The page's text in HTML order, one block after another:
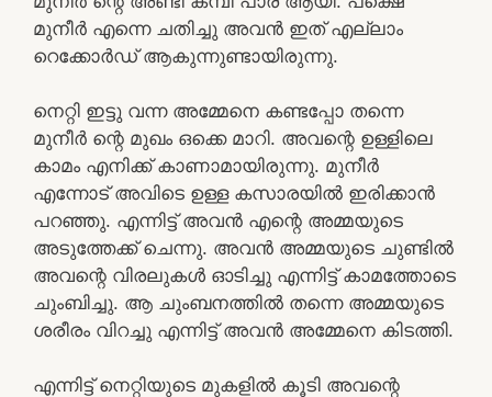
മുനീർ എന്നെ ചതിച്ചു അവൻ ഇത് എല്ലാം
റെക്കോർഡ് ആകുന്നുണ്ടായിരുന്നു.
നെറ്റി ഇട്ടു വന്ന അമ്മേനെ കണ്ടപ്പോ തന്നെ
മുനീർ ന്റെ മുഖം ഒക്കെ മാറി. അവന്റെ ഉള്ളിലെ
കാമം എനിക്ക് കാണാമായിരുന്നു. മുനീർ
എന്നോട് അവിടെ ഉള്ള കസാരയിൽ ഇരിക്കാൻ
പറഞ്ഞു. എന്നിട്ട് അവൻ എന്റെ അമ്മയുടെ
അടുത്തേക്ക് ചെന്നു. അവൻ അമ്മയുടെ ചുണ്ടിൽ
അവന്റെ വിരലുകൾ ഓടിച്ചു എന്നിട്ട് കാമത്തോടെ
ചുംബിച്ചു. ആ ചുംബനത്തിൽ തന്നെ അമ്മയുടെ
ശരീരം വിറച്ചു എന്നിട്ട് അവൻ അമ്മേനെ കിടത്തി.
എന്നിട്ട് നെറ്റിയുടെ മുകളിൽ കൂടി അവന്റെ